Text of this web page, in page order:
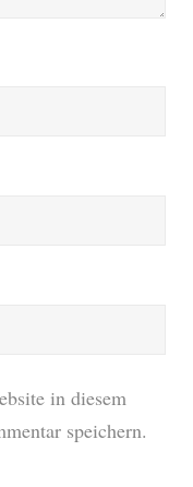
in diesem
speichern.